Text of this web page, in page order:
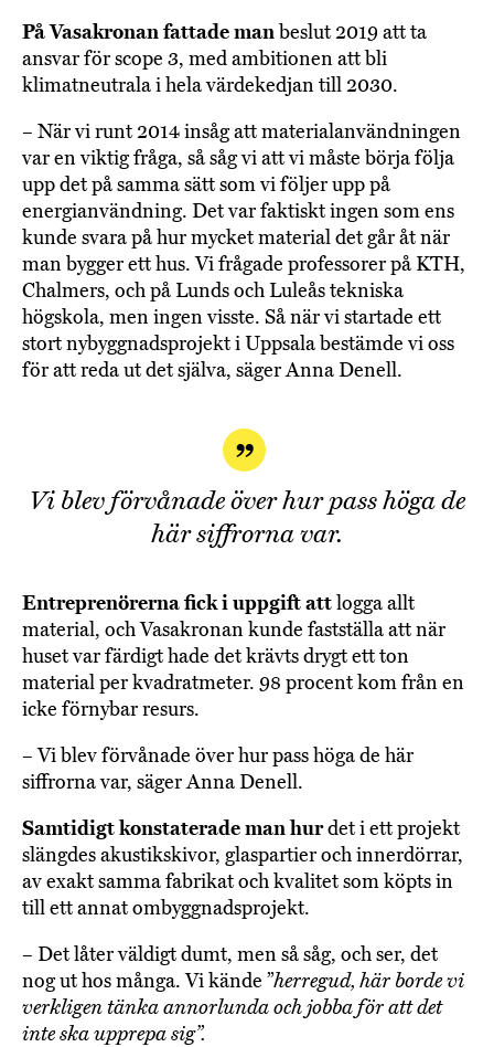
På Vasakronan fattade manbeslut 2019 att ta
ansvar för scope 3, med ambitionen att bli
klimatneutrala i hela värdekedjan till 2030.
– När vi runt 2014 insåg att materialanvändningen
var en viktig fråga, så såg vi att vi måste börja följa
upp det på samma sätt som vi följer upp på
energianvändning. Det var faktiskt ingen som ens
kunde svara på hur mycket material det går åt när
man bygger ett hus. Vi frågade professorer på KTH,
Chalmers, och på Lunds och Luleås tekniska
högskola, men ingen visste. Så när vi startade ett
stort nybyggnadsprojekt i Uppsala bestämde vi oss
för att reda ut det själva, säger Anna Denell.
Vi blev förvånade över hur pass höga de
här siffrorna var.
Entreprenörerna fick i uppgift attlogga allt
material, och Vasakronan kunde fastställa att när
huset var färdigt hade det krävts drygt ett ton
material per kvadratmeter. 98 procent kom från en
icke förnybar resurs.
– Vi blev förvånade över hur pass höga de här
siffrorna var, säger Anna Denell.
Samtidigt konstaterade man hurdet i ett projekt
slängdes akustikskivor, glaspartier och innerdörrar,
av exakt samma fabrikat och kvalitet som köpts in
till ett annat ombyggnadsprojekt.
– Det låter väldigt dumt, men så såg, och ser, det
nog ut hos många. Vi kände ”herregud, här borde vi
verkligen tänka annorlunda och jobba för att det
inte ska upprepa sig”.